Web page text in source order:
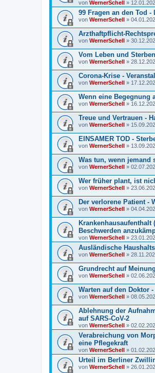
von WernerSchell »
99 Fragen an den Tod
von WernerSchell »
Arzthaftpflicht-
von WernerSchell »
Vom Leben und
von WernerSchell »
Corona-Krise -
von WernerSchell »
Wenn eine Begegnung
von WernerSchell »
Treue und Vertrauen -
von WernerSchell »
EINSAMER TOD -
von WernerSchell »
Was tun, wenn jemand
von WernerSchell »
Wer früher plant, ist
von WernerSchell »
Der verlorene Patient -
von WernerSchell »
Beschwerden
von WernerSchell »
Ausländische
von WernerSchell »
Grundrecht auf
von WernerSchell »
Warten auf den Doktor
von WernerSchell »
Ablehnung der
auf SARS-CoV-2
von WernerSchell »
Verabreichung von
eine Pflegekraft
von WernerSchell »
Urteil im Berliner
von WernerSchell »